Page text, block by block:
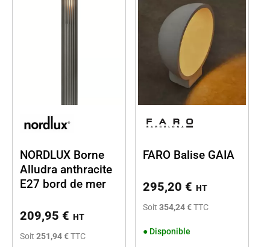
NORDLUX Borne
Alludra anthracite
E27 bord de mer
209,95 € HT
Soit 251,94 €TTC
FARO Balise GAIA
295,20 € HT
Soit 354,24 €TTC
● Disponible